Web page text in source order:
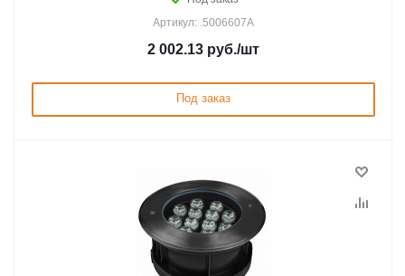
Артикул: .5006607A
2 002.13 руб./шт
Под заказ